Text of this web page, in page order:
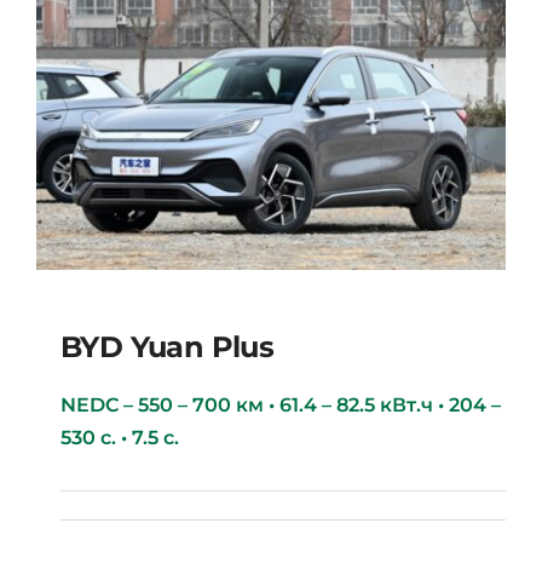
BYD Yuan Plus
BYD Yuan Plus
NEDC – 550 – 700 км • 61.4 – 82.5 кВт.ч • 204 –
530 с. • 7.5 с.